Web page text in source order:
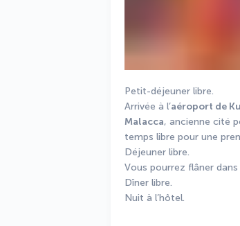
Petit-déjeuner libre.
Arrivée à l’aéroport de
Malacca, ancienne cité
temps libre pour une
Déjeuner libre.
Vous pourrez flâner
Dîner libre.
Nuit à l’hôtel.